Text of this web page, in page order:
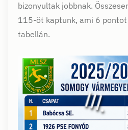
bizonyultak jobbnak.
115-öt kaptunk, ami 6
tabellán.